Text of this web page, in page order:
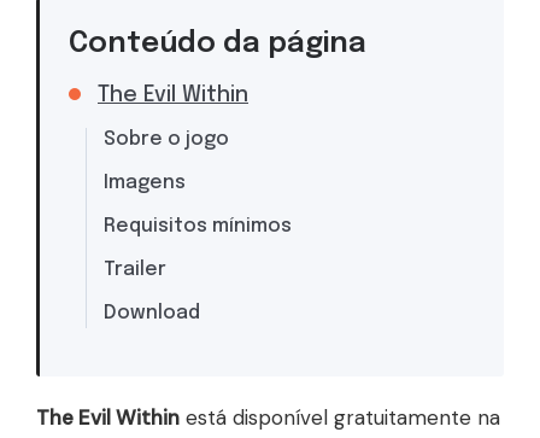
Conteúdo da página
The Evil Within
Sobre o jogo
Imagens
Requisitos mínimos
Trailer
Download
The Evil Within está disponível gratuitamente na